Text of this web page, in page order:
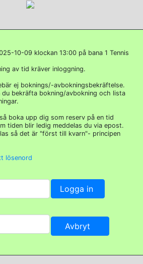
10-09 klockan 13:00 på bana 1 Tennis
av tid kräver inloggning.
ej boknings/-avbokningsbekräftelse.
du bekräfta bokning/avbokning och lista
boka upp dig som reserv på en tid
tiden blir ledig meddelas du via epost.
så det är "först till kvarn"- principen
lösenord